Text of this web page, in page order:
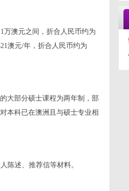
万澳元之间，折合人民币约为
澳元/年，折合人民币约为
大部分硕士课程为两年制，部
本科已在澳洲且与硕士专业相
陈述、推荐信等材料。